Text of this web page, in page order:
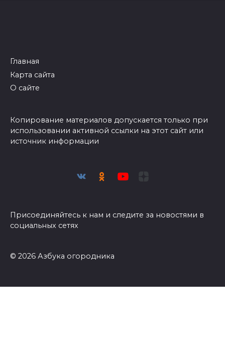
Главная
Карта сайта
О сайте
Копирование материалов допускается только при
использовании активной ссылки на этот сайт или
источник информации
Присоединяйтесь к нам и следите за новостями в
социальных сетях
© 2026 Азбука огородника